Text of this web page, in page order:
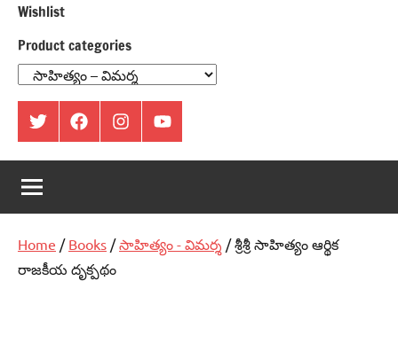
Wishlist
Product categories
ట్విట్టర్
ఫేస్
బుక్
ఇంస్టాగ్రామ్యూట్యూబ్
Home / Books /సాహిత్యం - విమర్శ / శ్రీశ్రీ సాహిత్యం ఆర్థిక
రాజకీయ దృక్పథం